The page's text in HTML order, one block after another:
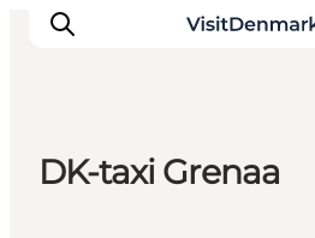
DK-taxi Grenaa